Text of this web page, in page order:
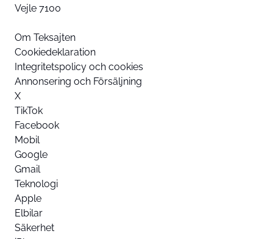
Vejle 7100
Om Teksajten
Cookiedeklaration
Integritetspolicy och cookies
Annonsering och Försäljning
X
TikTok
Facebook
Mobil
Google
Gmail
Teknologi
Apple
Elbilar
Säkerhet